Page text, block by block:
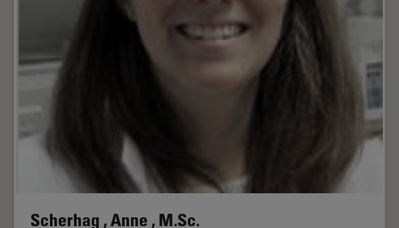
Scherhag , Anne , M.Sc.